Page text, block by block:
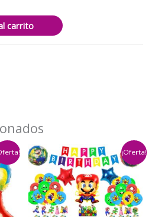
carrito
¡Oferta!